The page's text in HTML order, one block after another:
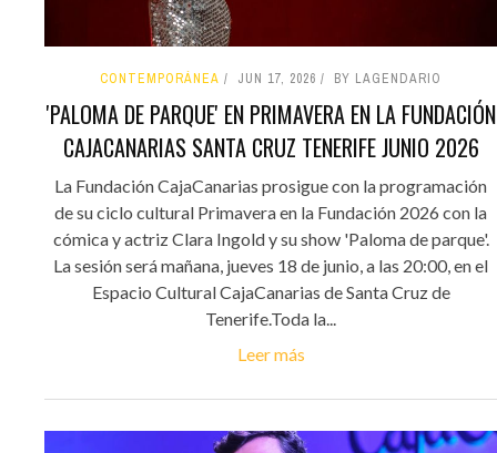
CONTEMPORÁNEA JUN 17, 2026 BY LAGENDARIO
'PALOMA DE PARQUE' EN PRIMAVERA EN LA FUNDACIÓN
CAJACANARIAS SANTA CRUZ TENERIFE JUNIO 2026
La Fundación CajaCanarias prosigue con la programación
de su ciclo cultural Primavera en la Fundación 2026 con la
cómica y actriz Clara Ingold y su show 'Paloma de parque'.
La sesión será mañana, jueves 18 de junio, a las 20:00, en el
Espacio Cultural CajaCanarias de Santa Cruz de
Tenerife.Toda la...
Leer más